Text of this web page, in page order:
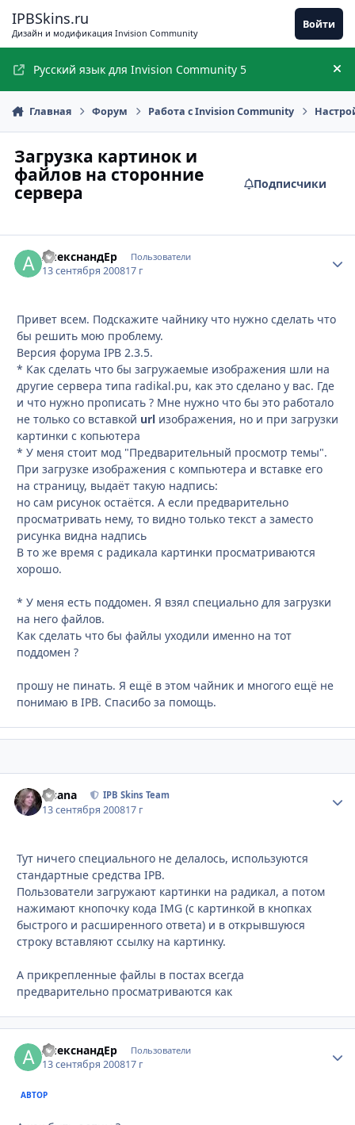
IPBSkins.ru
Дизайн и модификация Invision Community
Войти
Русский язык для Invision Community 5
Главная Форум Работа с Invision Community
Загрузка картинок и
файлов на сторонние
сервера
Подписчики
АлекснандЕр Пользователи
13 сентября 200817 г
Привет всем. Подскажите чайнику что нужно сделать что
бы решить мою проблему.
Версия форума IPB 2.3.5.
* Как сделать что бы загружаемые изображения шли на
другие сервера типа radikal.pu, как это сделано у вас. Где
и что нужно прописать ? Мне нужно что бы это работало
не только со вставкой url изображения, но и при загрузки
картинки с копьютера
* У меня стоит мод "Предварительный просмотр темы".
При загрузке изображения с компьютера и вставке его
на страницу, выдаёт такую надпись:
но сам рисунок остаётся. А если предварительно
просматривать нему, то видно только текст а заместо
рисунка видна надпись
В то же время с радикала картинки просматриваются
хорошо.
* У меня есть поддомен. Я взял специально для загрузки
на него файлов.
Как сделать что бы файлы уходили именно на тот
поддомен ?
прошу не пинать. Я ещё в этом чайник и многого ещё не
понимаю в IPB. Спасибо за помощь.
Fisana IPB Skins Team
13 сентября 200817 г
Тут ничего специального не делалось, используются
стандартные средства IPB.
Пользователи загружают картинки на радикал, а потом
нажимают кнопочку кода IMG (c картинкой в кнопках
быстрого и расширенного ответа) и в открывшуюся
строку вставляют ссылку на картинку.
А прикрепленные файлы в постах всегда
предварительно просматриваются как
АлекснандЕр Пользователи
13 сентября 200817 г
АВТОР